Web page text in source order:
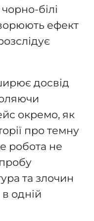
білі
ефект
досвід
окремо, як
про темну
робота не
та злочин
одній